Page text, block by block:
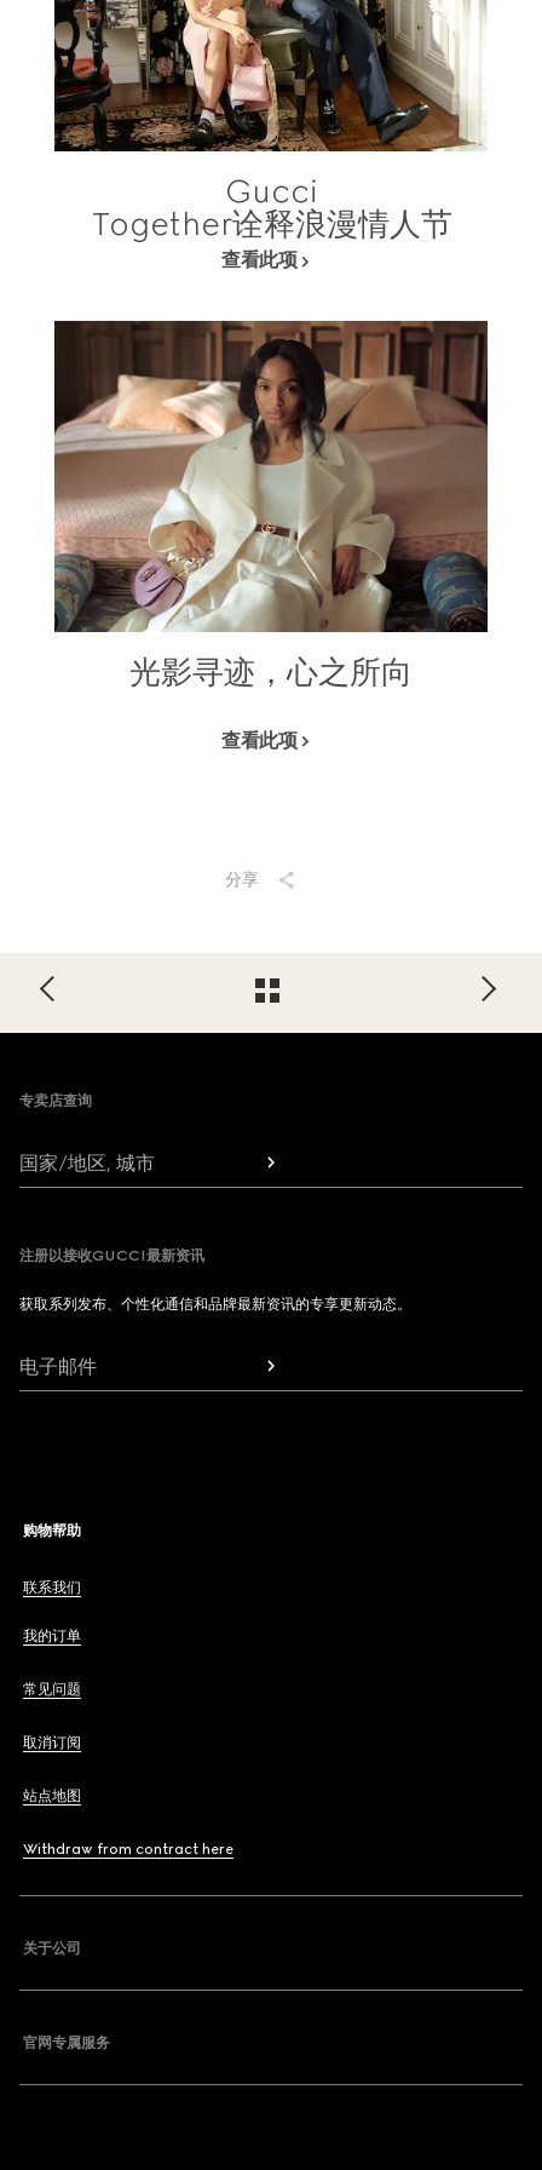
Gucci
Together诠释浪漫情人节
查看此项
光影寻迹，心之所向
查看此项
分享
Footer
专卖店查询
国家/地区, 城市
注册以接收GUCCI最新资讯
获取系列发布、个性化通信和品牌最新资讯的专享更新动态。
电子邮件
购物帮助
联系我们
我的订单
常见问题
取消订阅
站点地图
Withdraw from contract here
关于公司
官网专属服务